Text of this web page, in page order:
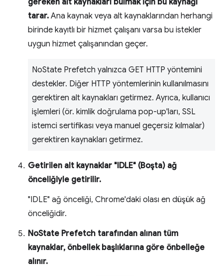
gereken alt kaynakları bulmak için bu kaynağı
tarar. Ana kaynak veya alt kaynaklarından herhangi
birinde kayıtlı bir hizmet çalışanı varsa bu istekler
uygun hizmet çalışanından geçer.
NoState Prefetch yalnızca GET HTTP yöntemini
destekler. Diğer HTTP yöntemlerinin kullanılmasını
gerektiren alt kaynakları getirmez. Ayrıca, kullanıcı
işlemleri (ör. kimlik doğrulama pop-up'ları, SSL
istemci sertifikası veya manuel geçersiz kılmalar)
gerektiren kaynakları getirmez.
Getirilen alt kaynaklar "IDLE" (Boşta) ağ
önceliğiyle getirilir.
"IDLE" ağ önceliği, Chrome'daki olası en düşük ağ
önceliğidir.
NoState Prefetch tarafından alınan tüm
kaynaklar, önbellek başlıklarına göre önbelleğe
alınır.